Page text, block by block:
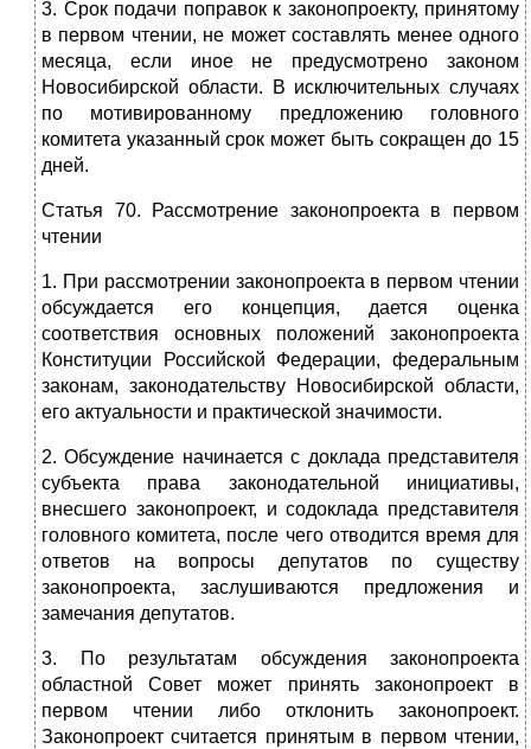
3. Срок подачи поправок к законопроекту, принятому
в первом чтении, не может составлять менее одного
месяца, если иное не предусмотрено законом
Новосибирской области. В исключительных случаях
по мотивированному предложению головного
комитета указанный срок может быть сокращен до 15
дней.
Статья 70. Рассмотрение законопроекта в первом
чтении
1. При рассмотрении законопроекта в первом чтении
обсуждается его концепция, дается оценка
соответствия основных положений законопроекта
Конституции Российской Федерации, федеральным
законам, законодательству Новосибирской области,
его актуальности и практической значимости.
2. Обсуждение начинается с доклада представителя
субъекта права законодательной инициативы,
внесшего законопроект, и содоклада представителя
головного комитета, после чего отводится время для
ответов на вопросы депутатов по существу
законопроекта, заслушиваются предложения и
замечания депутатов.
3. По результатам обсуждения законопроекта
областной Совет может принять законопроект в
первом чтении либо отклонить законопроект.
Законопроект считается принятым в первом чтении,